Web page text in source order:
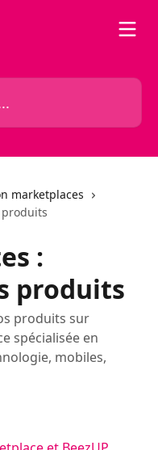
marketplaces
produits
:
produits
produits sur
spécialisée en
mobiles,